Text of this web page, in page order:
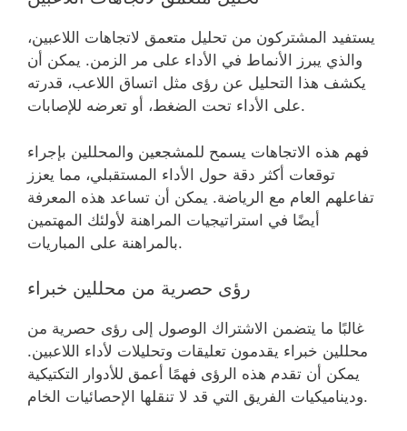
يستفيد المشتركون من تحليل متعمق لاتجاهات اللاعبين،
والذي يبرز الأنماط في الأداء على مر الزمن. يمكن أن
يكشف هذا التحليل عن رؤى مثل اتساق اللاعب، قدرته
على الأداء تحت الضغط، أو تعرضه للإصابات.
فهم هذه الاتجاهات يسمح للمشجعين والمحللين بإجراء
توقعات أكثر دقة حول الأداء المستقبلي، مما يعزز
تفاعلهم العام مع الرياضة. يمكن أن تساعد هذه المعرفة
أيضًا في استراتيجيات المراهنة لأولئك المهتمين
بالمراهنة على المباريات.
رؤى حصرية من محللين خبراء
غالبًا ما يتضمن الاشتراك الوصول إلى رؤى حصرية من
محللين خبراء يقدمون تعليقات وتحليلات لأداء اللاعبين.
يمكن أن تقدم هذه الرؤى فهمًا أعمق للأدوار التكتيكية
وديناميكيات الفريق التي قد لا تنقلها الإحصائيات الخام.